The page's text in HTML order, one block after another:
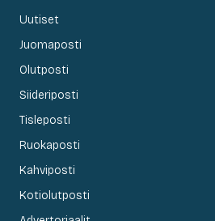
Uutiset
Juomaposti
Olutposti
Siideriposti
Tisleposti
Ruokaposti
Kahviposti
Kotiolutposti